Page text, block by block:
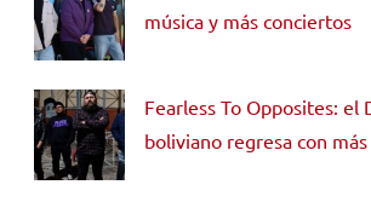
música y más conciertos
Fearless To Opposites: el
boliviano regresa con